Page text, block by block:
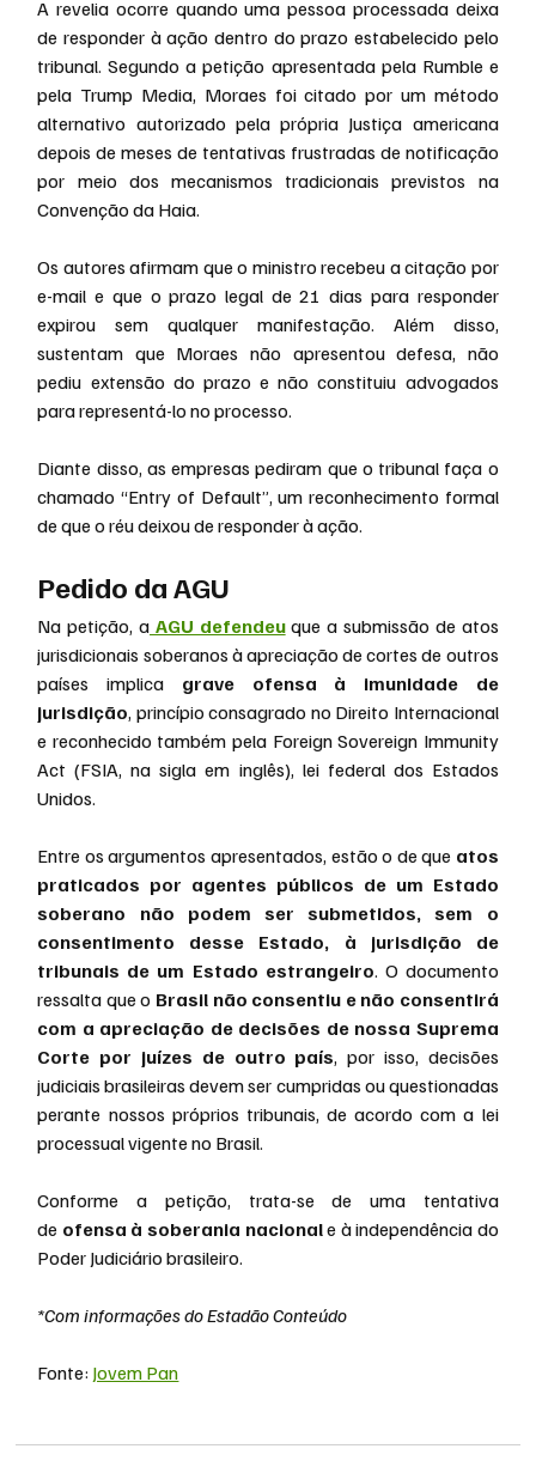
A revelia ocorre quando uma pessoa processada deixa
de responder à ação dentro do prazo estabelecido pelo
tribunal. Segundo a petição apresentada pela Rumble e
pela Trump Media, Moraes foi citado por um método
alternativo autorizado pela própria Justiça americana
depois de meses de tentativas frustradas de notificação
por meio dos mecanismos tradicionais previstos na
Convenção da Haia.
Os autores afirmam que o ministro recebeu a citação por
e-mail e que o prazo legal de 21 dias para responder
expirou sem qualquer manifestação. Além disso,
sustentam que Moraes não apresentou defesa, não
pediu extensão do prazo e não constituiu advogados
para representá-lo no processo.
Diante disso, as empresas pediram que o tribunal faça o
chamado “Entry of Default”, um reconhecimento formal
de que o réu deixou de responder à ação.
Pedido da AGU
Na petição, a AGU defendeu que a submissão de atos
jurisdicionais soberanos à apreciação de cortes de outros
países implica grave ofensa à imunidade de
jurisdição, princípio consagrado no Direito Internacional
e reconhecido também pela Foreign Sovereign Immunity
Act (FSIA, na sigla em inglês), lei federal dos Estados
Unidos.
Entre os argumentos apresentados, estão o de que atos
praticados por agentes públicos de um Estado
soberano não podem ser submetidos, sem o
consentimento desse Estado, à jurisdição de
tribunais de um Estado estrangeiro. O documento
ressalta que o Brasil não consentiu e não consentirá
com a apreciação de decisões de nossa Suprema
Corte por juízes de outro país, por isso, decisões
judiciais brasileiras devem ser cumpridas ou questionadas
perante nossos próprios tribunais, de acordo com a lei
processual vigente no Brasil.
Conforme a petição, trata-se de uma tentativa
de ofensa à soberania nacional e à independência do
Poder Judiciário brasileiro.
*Com informações do Estadão Conteúdo
Fonte: Jovem Pan